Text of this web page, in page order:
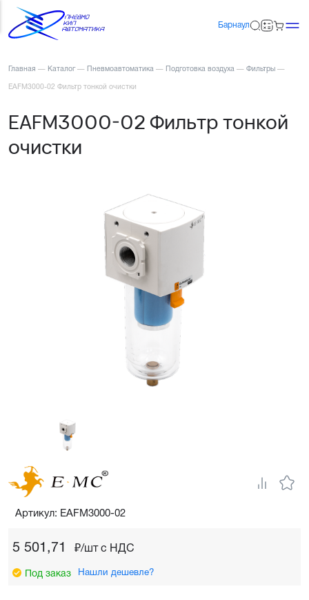
Барнаул
Главная — Каталог — Пневмоавтоматика — Подготовка воздуха — Фильтры —
EAFM3000-02 Фильтр тонкой очистки
EAFM3000-02 Фильтр тонкой
очистки
5 501,71 ₽/шт c НДС
Под заказ Нашли дешевле?
Артикул: EAFM3000-02